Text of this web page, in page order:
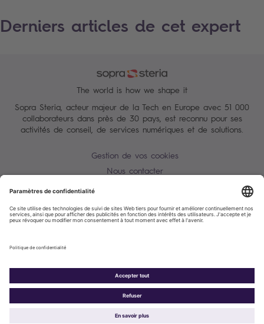
Derniers articles de cet expert
The world is how we shape it
Sopra Steria, acteur majeur de la Tech en Europe avec 51 000
collaborateurs dans près de 30 pays, est reconnu pour ses
activités de conseil, de services numériques et de solutions.
Gestion de vos cookies
Nous contacter
Alerte Tentative d'escroquerie / usurpation d'identité
Accessibilité : partiellement conforme